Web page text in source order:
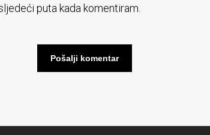
puta kada komentiram.